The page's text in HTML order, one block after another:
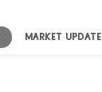
MARKET UPDATE